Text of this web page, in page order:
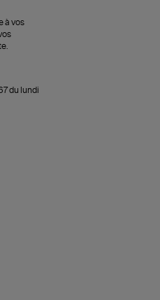
à vos
du lundi